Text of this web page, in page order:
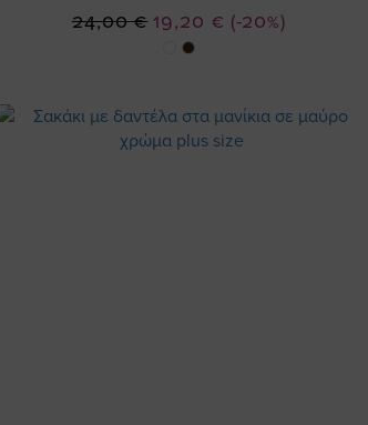
(-20%)
Ειδική
Τιμή
19,20 €
24,00 €